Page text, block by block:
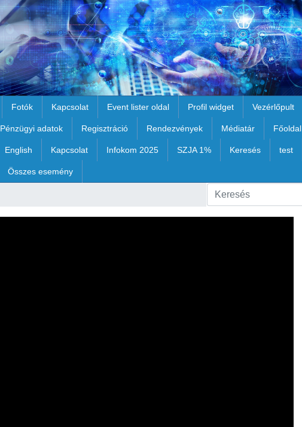
Fotók Kapcsolat Event lister oldal Profil widget Vezérlőpult
Pénzügyi adatok Regisztráció Rendezvények Médiatár Főoldal
English Kapcsolat Infokom 2025 SZJA 1% Keresés test
Összes esemény